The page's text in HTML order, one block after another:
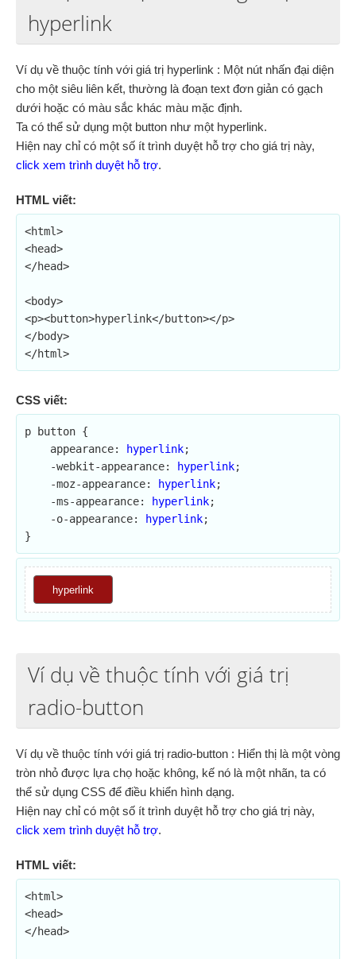
hyperlink
Ví dụ về thuộc tính với giá trị hyperlink : Một nút nhấn đại diện
cho một siêu liên kết, thường là đoạn text đơn giản có gạch
dưới hoặc có màu sắc khác màu mặc định.
Ta có thể sử dụng một button như một hyperlink.
Hiện nay chỉ có một số ít trình duyệt hỗ trợ cho giá trị này,
click xem trình duyệt hỗ trợ.
HTML viết:
<html>
<head>
</head>
<body>
<p><button>hyperlink</button></p>
</body>
</html>
CSS viết:
p button {
    appearance:
hyperlink;
    -webkit-appearance:
hyperlink;
    -moz-appearance:
hyperlink;
    -ms-appearance:
hyperlink;
    -o-appearance:
hyperlink;
}
hyperlink
Ví dụ về thuộc tính với giá trị
radio-button
Ví dụ về thuộc tính với giá trị radio-button : Hiển thị là một vòng
tròn nhỏ được lựa chọ hoặc không, kế nó là một nhãn, ta có
thể sử dụng CSS để điều khiển hình dạng.
Hiện nay chỉ có một số ít trình duyệt hỗ trợ cho giá trị này,
click xem trình duyệt hỗ trợ.
HTML viết:
<html>
<head>
</head>